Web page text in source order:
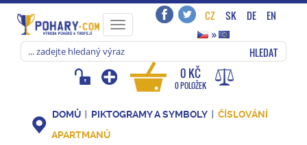
Toggle
navigation
CZ SK DE
EN
»
HLEDAT
0 KČ
0 POLOŽEK
DOMŮ PIKTOGRAMY A SYMBOLY
ČÍSLOVÁNÍ
APARTMANŮ